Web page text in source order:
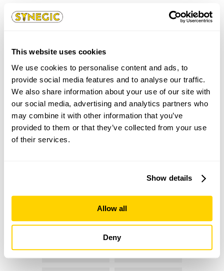
This website uses cookies
We use cookies to personalise content and ads, to
provide social media features and to analyse our traffic.
We also share information about your use of our site with
our social media, advertising and analytics partners who
may combine it with other information that you’ve
provided to them or that they’ve collected from your use
of their services.
Show details
Allow all
Deny
【タルキックS】
タルキックSの世界
タルキックS 製品ページ
>全ての資料 >パネリードII⁺